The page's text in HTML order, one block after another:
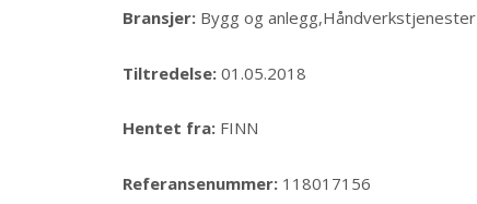
Bransjer: Bygg og anlegg,Håndverkstjenester
Tiltredelse: 01.05.2018
Hentet fra: FINN
Referansenummer: 118017156